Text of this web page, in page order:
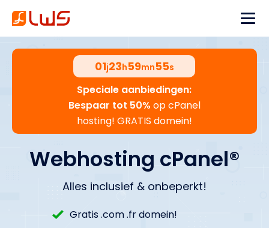
01j23h59mn54s
Speciale aanbiedingen:
Bespaar tot 50% op cPanel
hosting! GRATIS domein!
Webhosting cPanel®
Alles inclusief & onbeperkt!
Gratis .com .fr domein!